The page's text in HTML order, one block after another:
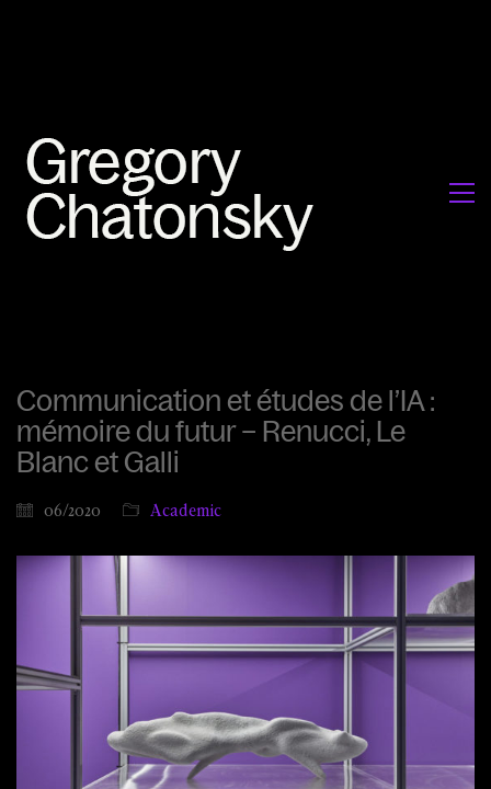
Communication et études de l’IA :
mémoire du futur – Renucci, Le
Blanc et Galli
06/2020 Academic